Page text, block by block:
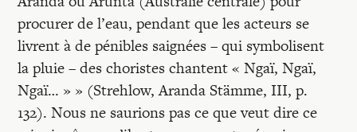
procurer de l’eau, pendant que les acteurs se
livrent à de pénibles saignées – qui symbolisent
la pluie – des choristes chantent « Ngaï, Ngaï,
Ngaï… » » (Strehlow, Aranda Stämme, III, p.
132). Nous ne saurions pas ce que veut dire ce